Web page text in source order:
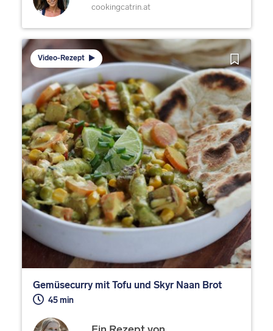
cookingcatrin.at
Video-Rezept
Gemüsecurry mit Tofu und Skyr Naan Brot
45 min